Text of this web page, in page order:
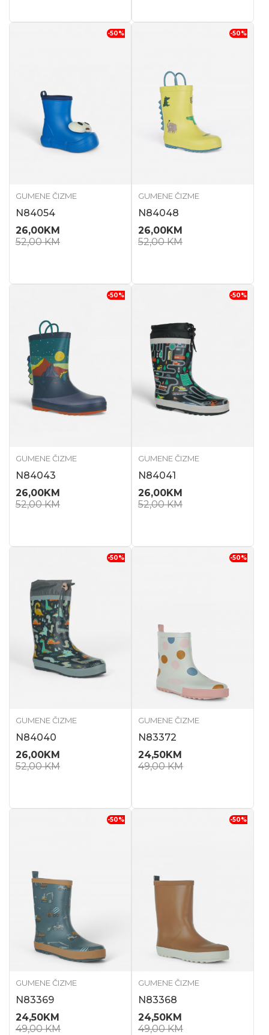
-50%
GUMENE ČIZME
N84054
26,00KM
52,00KM
-50%
GUMENE ČIZME
N84048
26,00KM
52,00KM
-50%
GUMENE ČIZME
N84043
26,00KM
52,00KM
-50%
GUMENE ČIZME
N84041
26,00KM
52,00KM
-50%
GUMENE ČIZME
N84040
26,00KM
52,00KM
-50%
GUMENE ČIZME
N83372
24,50KM
49,00KM
-50%
GUMENE ČIZME
N83369
24,50KM
49,00KM
-50%
GUMENE ČIZME
N83368
24,50KM
49,00KM